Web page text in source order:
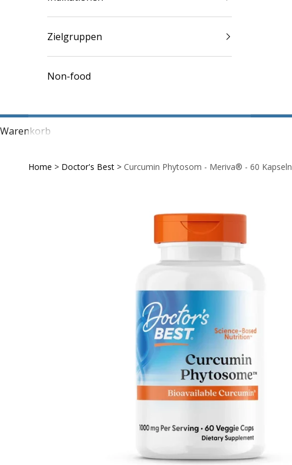
Zielgruppen
Non-food
Warenkorb
Home > Doctor's Best > Curcumin Phytosom - Meriva® - 60 Kapseln